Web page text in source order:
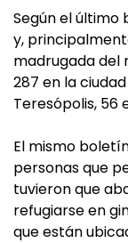
Según el último
y,
madrugada del
287 en la
Teresópolis, 56
El mismo
personas que
tuvieron que
refugiarse en
que están